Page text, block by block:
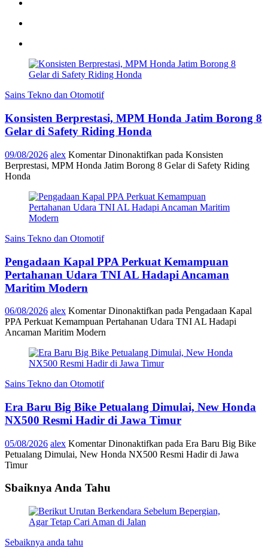
Sains Tekno dan Otomotif
Konsisten Berprestasi, MPM Honda Jatim Borong 8
Gelar di Safety Riding Honda
09/08/2026 alex Komentar Dinonaktifkan pada Konsisten
Berprestasi, MPM Honda Jatim Borong 8 Gelar di Safety Riding
Honda
Sains Tekno dan Otomotif
Pengadaan Kapal PPA Perkuat Kemampuan
Pertahanan Udara TNI AL Hadapi Ancaman
Maritim Modern
06/08/2026 alex Komentar Dinonaktifkan pada Pengadaan Kapal
PPA Perkuat Kemampuan Pertahanan Udara TNI AL Hadapi
Ancaman Maritim Modern
Sains Tekno dan Otomotif
Era Baru Big Bike Petualang Dimulai, New Honda
NX500 Resmi Hadir di Jawa Timur
05/08/2026 alex Komentar Dinonaktifkan pada Era Baru Big Bike
Petualang Dimulai, New Honda NX500 Resmi Hadir di Jawa
Timur
Sbaiknya Anda Tahu
Sebaiknya anda tahu